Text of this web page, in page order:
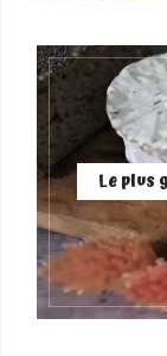
Le plus